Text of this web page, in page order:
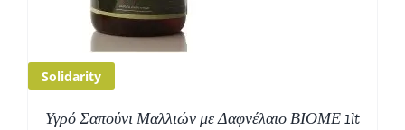
Solidarity
Υγρό Σαπούνι Μαλλιών με Δαφνέλαιο ΒΙΟΜΕ 1lt